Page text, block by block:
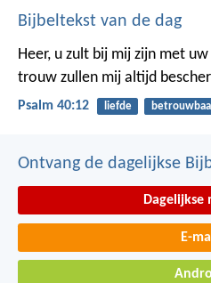
Bijbeltekst van de dag
Heer, u zult bij mij zijn met
trouw zullen mij altijd
Psalm 40:12 liefde
Ontvang de dagelijkse
Dagelijkse
E-